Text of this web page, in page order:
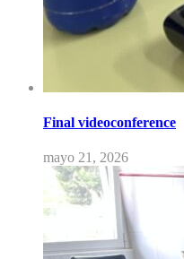
Final videoconference
mayo 21, 2026